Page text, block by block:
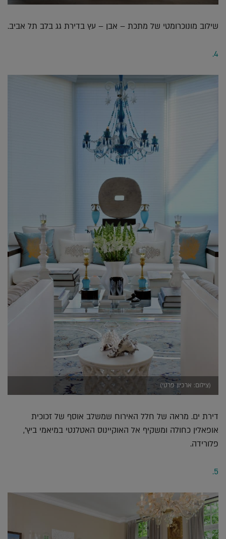
שילוב מונוכרומטי של מתכת – אבן – עץ בדירת גג בלב תל אביב.
4.
(צילום: ארכיון פרטי)
דירת ים. מראה של חלל האירוח שמשלב אוסף של זכוכית
אופאלין כחולה ומשקיף אל האוקיינוס האטלנטי במיאמי ביץ',
פלורידה.
5.